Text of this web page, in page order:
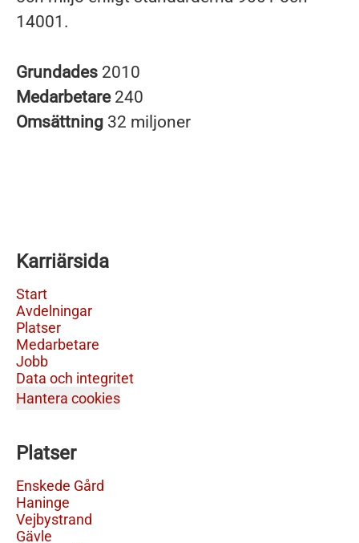
14001.
Grundades 2010
Medarbetare 240
Omsättning 32 miljoner
Karriärsida
Start
Avdelningar
Platser
Medarbetare
Jobb
Data och integritet
Hantera cookies
Platser
Enskede Gård
Haninge
Vejbystrand
Gävle